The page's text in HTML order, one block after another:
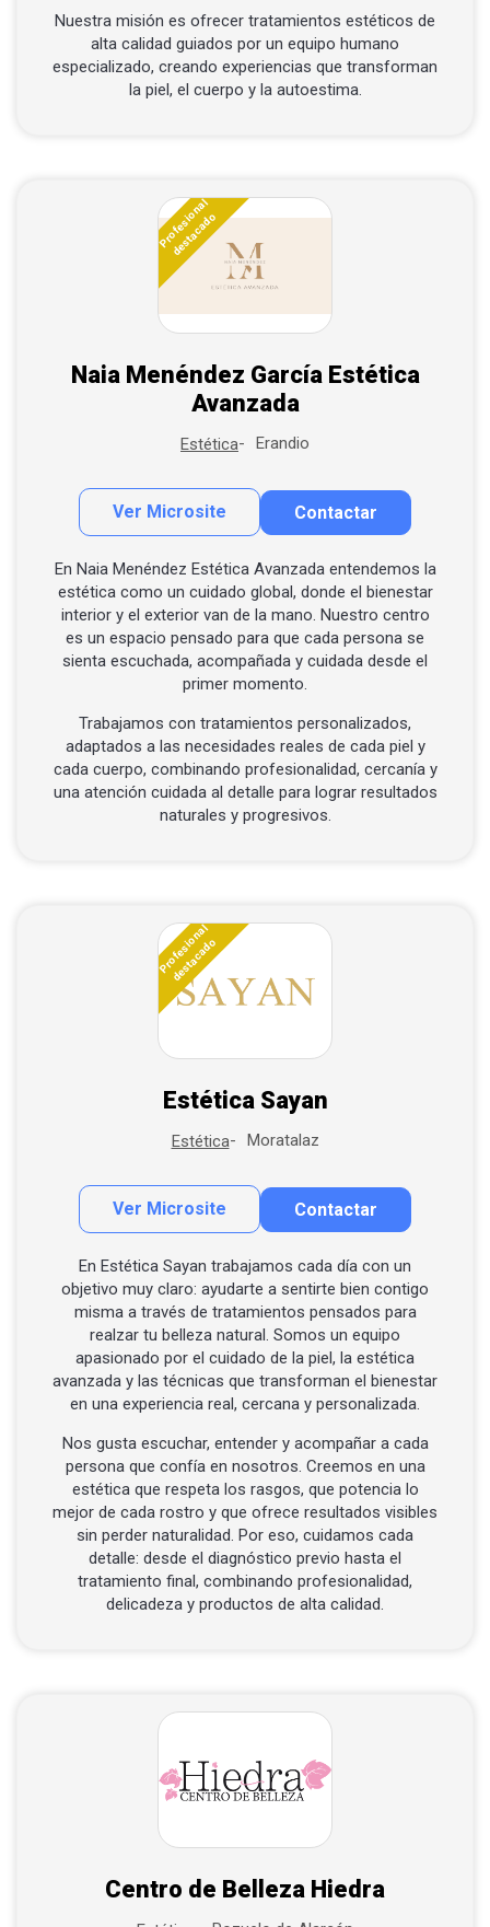
Nuestra misión es ofrecer tratamientos estéticos de
alta calidad guiados por un equipo humano
especializado, creando experiencias que transforman
la piel, el cuerpo y la autoestima.
Profesional
destacado
Naia Menéndez García Estética
Avanzada
Estética Erandio
Ver Microsite Contactar
Contactar por correo
Llamar por teléfono
Contactar por Whatsapp
En Naia Menéndez Estética Avanzada entendemos la
estética como un cuidado global, donde el bienestar
interior y el exterior van de la mano. Nuestro centro
es un espacio pensado para que cada persona se
sienta escuchada, acompañada y cuidada desde el
primer momento.
Trabajamos con tratamientos personalizados,
adaptados a las necesidades reales de cada piel y
cada cuerpo, combinando profesionalidad, cercanía y
una atención cuidada al detalle para lograr resultados
naturales y progresivos.
Profesional
destacado
Estética Sayan
Estética Moratalaz
Ver Microsite Contactar
Contactar por correo
Llamar por teléfono
Contactar por Whatsapp
En Estética Sayan trabajamos cada día con un
objetivo muy claro: ayudarte a sentirte bien contigo
misma a través de tratamientos pensados para
realzar tu belleza natural. Somos un equipo
apasionado por el cuidado de la piel, la estética
avanzada y las técnicas que transforman el bienestar
en una experiencia real, cercana y personalizada.
Nos gusta escuchar, entender y acompañar a cada
persona que confía en nosotros. Creemos en una
estética que respeta los rasgos, que potencia lo
mejor de cada rostro y que ofrece resultados visibles
sin perder naturalidad. Por eso, cuidamos cada
detalle: desde el diagnóstico previo hasta el
tratamiento final, combinando profesionalidad,
delicadeza y productos de alta calidad.
Centro de Belleza Hiedra